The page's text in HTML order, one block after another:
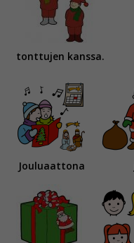
tonttujen kanssa.
Jouluaattona